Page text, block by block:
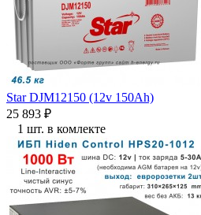
Star DJM12150 (12v 150Ah)
25 893 ₽
1 шт. в комлекте